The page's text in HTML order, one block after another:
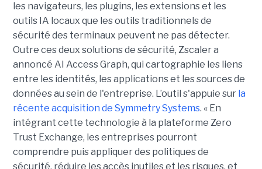
les navigateurs, les plugins, les extensions et les
outils IA locaux que les outils traditionnels de
sécurité des terminaux peuvent ne pas détecter.
Outre ces deux solutions de sécurité, Zscaler a
annoncé AI Access Graph, qui cartographie les liens
entre les identités, les applications et les sources de
données au sein de l'entreprise. L’outil s'appuie sur la
récente acquisition de Symmetry Systems. « En
intégrant cette technologie à la plateforme Zero
Trust Exchange, les entreprises pourront
comprendre puis appliquer des politiques de
sécurité, réduire les accès inutiles et les risques, et